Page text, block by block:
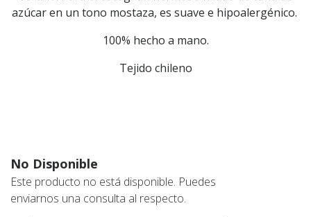
azúcar en un tono mostaza, es suave e hipoalergénico.
100% hecho a mano.
Tejido chileno
No Disponible
Este producto no está disponible. Puedes
enviarnos una consulta al respecto.